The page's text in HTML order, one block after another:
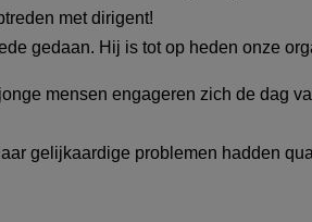
met dirigent!
gedaan. Hij is tot op heden onze
mensen engageren zich de dag
gelijkaardige problemen hadden